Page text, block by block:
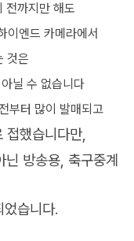
까지만 해도
이엔드 카메라에서
것은
닐 수 없습니다
부터 많이 발매되고
접했습니다만,
방송용, 축구중계
습니다.